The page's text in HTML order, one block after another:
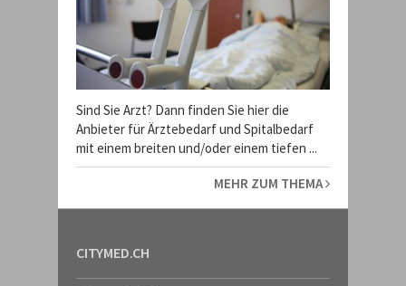
Sind Sie Arzt? Dann finden Sie hier die
Anbieter für Ärztebedarf und Spitalbedarf
mit einem breiten und/oder einem tiefen ...
MEHR ZUM THEMA
CITYMED.CH